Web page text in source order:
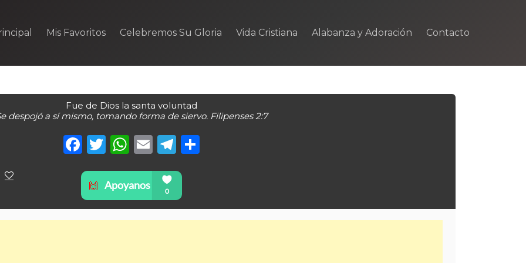
Mis Favoritos Celebremos Su Gloria Vida Cristiana Alabanza y Adoración Contacto
Fue de Dios la santa voluntad
despojó a sí mismo, tomando forma de siervo. Filipenses 2:7
Facebook
Twitter
WhatsApp
EmailTelegram